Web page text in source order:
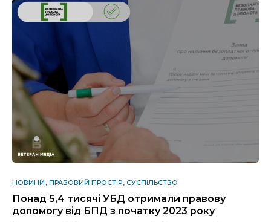
НОВИНИ ПРАВОВИЙ ПРОСТІР СУСПІЛЬСТВО
Понад 5,4 тисячі УБД отримали правову
допомогу від БПД з початку 2023 року